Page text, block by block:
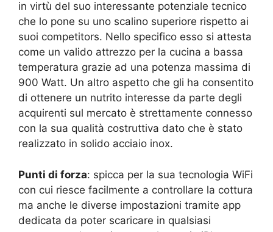
in virtù del suo interessante potenziale tecnico
che lo pone su uno scalino superiore rispetto ai
suoi competitors. Nello specifico esso si attesta
come un valido attrezzo per la cucina a bassa
temperatura grazie ad una potenza massima di
900 Watt. Un altro aspetto che gli ha consentito
di ottenere un nutrito interesse da parte degli
acquirenti sul mercato è strettamente connesso
con la sua qualità costruttiva dato che è stato
realizzato in solido acciaio inox.
Punti di forza: spicca per la sua tecnologia WiFi
con cui riesce facilmente a controllare la cottura
ma anche le diverse impostazioni tramite app
dedicata da poter scaricare in qualsiasi